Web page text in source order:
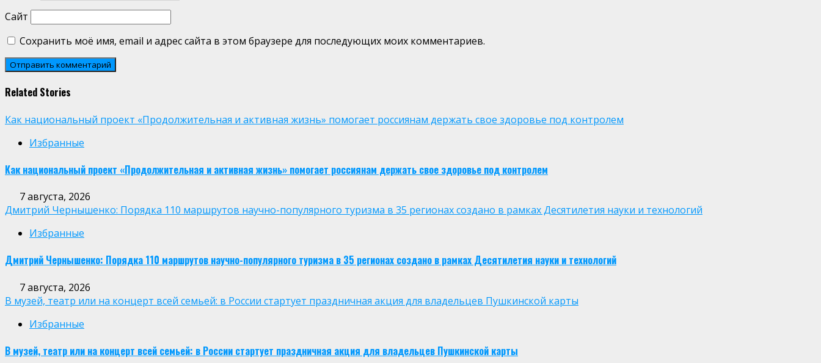
Сайт
Сохранить моё имя, email и адрес сайта в этом браузере для последующих моих комментариев.
Related Stories
Как национальный проект «Продолжительная и активная жизнь» помогает россиянам держать свое здоровье под контролем
Избранные
Как национальный проект «Продолжительная и активная жизнь» помогает россиянам держать свое здоровье под контролем
7 августа, 2026
Дмитрий Чернышенко: Порядка 110 маршрутов научно-популярного туризма в 35 регионах создано в рамках Десятилетия науки и технологий
Избранные
Дмитрий Чернышенко: Порядка 110 маршрутов научно-популярного туризма в 35 регионах создано в рамках Десятилетия науки и технологий
7 августа, 2026
В музей, театр или на концерт всей семьей: в России стартует праздничная акция для владельцев Пушкинской карты
Избранные
В музей, театр или на концерт всей семьей: в России стартует праздничная акция для владельцев Пушкинской карты